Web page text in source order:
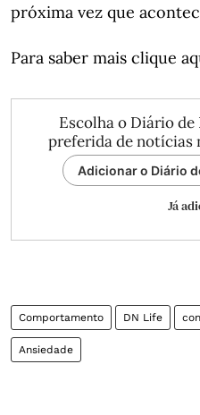
próxima vez que
Para saber mais clique
Escolha o Diário
preferida de notícias
Adicionar o Diário
Já
Comportamento DN Life
Ansiedade